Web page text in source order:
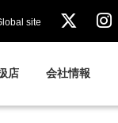
site
店 会社情報